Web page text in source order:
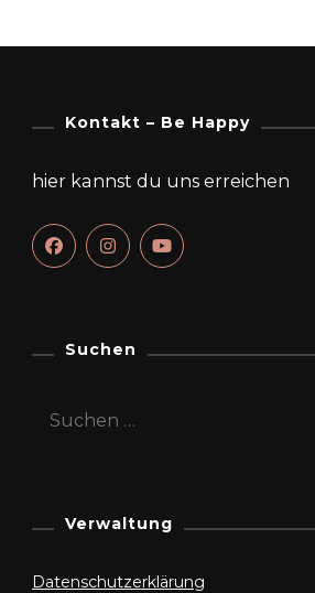
Kontakt – Be Happy
hier kannst du uns erreichen
Suchen
Suchen
Verwaltung
Datenschutzerklärung